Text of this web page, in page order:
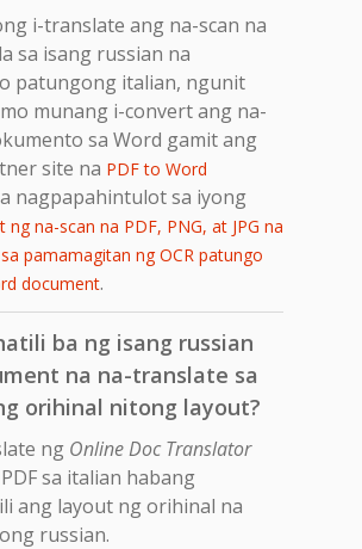
i-translate ang na-scan na
sa isang russian na
patungong italian, ngunit
munang i-convert ang na-
sa Word gamit ang
site na PDF to Word
nagpapahintulot sa iyong
ng na-scan na PDF, PNG, at JPG na
pamamagitan ng OCR patungo
document.
ba ng isang russian
na na-translate sa
orihinal nitong layout?
ng Online Doc Translator
sa italian habang
ang layout ng orihinal na
russian.